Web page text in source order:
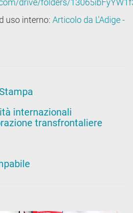
drive/folders/
uso interno: Articolo da L'Adige -
internazionali
transfrontaliere